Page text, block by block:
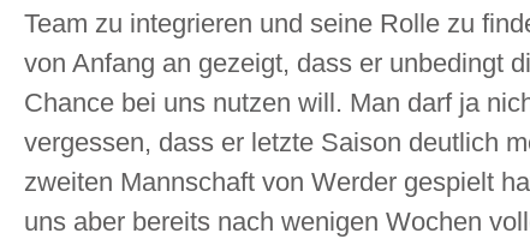
Team zu integrieren und seine Rolle zu
von Anfang an gezeigt, dass er unbedingt
Chance bei uns nutzen will. Man darf ja
vergessen, dass er letzte Saison deutlich
zweiten Mannschaft von Werder gespielt
uns aber bereits nach wenigen Wochen